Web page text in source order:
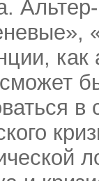
как